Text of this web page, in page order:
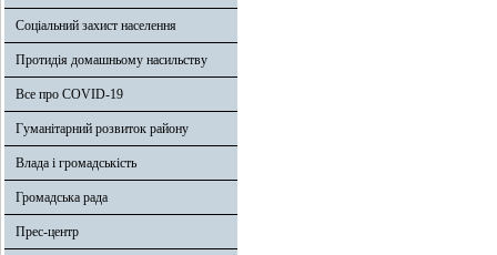
Соціальний захист населення
Протидія домашньому насильству
Все про COVID-19
Гуманітарний розвиток району
Влада і громадськість
Громадська рада
Прес-центр